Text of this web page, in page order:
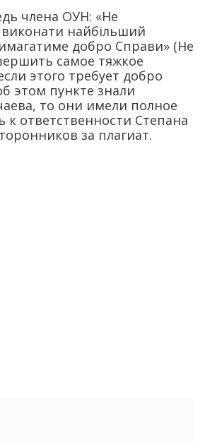
члена ОУН: «Не
найбільший
добро Справи» (Не
самое тяжкое
этого требует добро
этом пункте знали
то они имели полное
к ответственности Степана
за плагиат.